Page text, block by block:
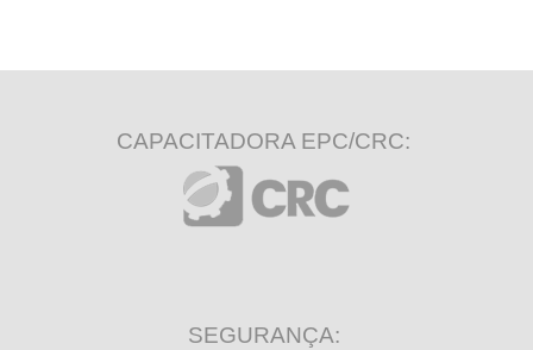
CAPACITADORA EPC/CRC:
SEGURANÇA: